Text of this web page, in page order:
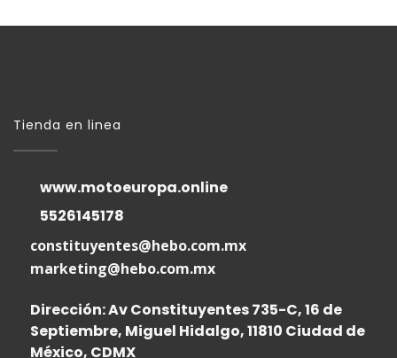
Tienda en linea
www.motoeuropa.online
5526145178
constituyentes@hebo.com.mx
marketing@hebo.com.mx
Dirección: Av Constituyentes 735-C, 16 de
Septiembre, Miguel Hidalgo, 11810 Ciudad de
México, CDMX